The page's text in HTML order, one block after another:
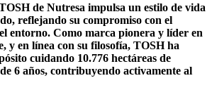
de Nutresa impulsa un estilo de vida
reflejando su compromiso con el
entorno. Como marca pionera y líder en
y en línea con su filosofía, TOSH ha
cuidando 10.776 hectáreas de
6 años, contribuyendo activamente al